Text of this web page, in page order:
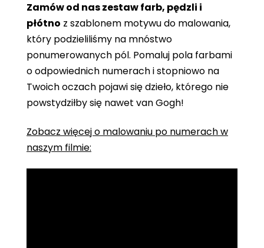
Zamów od nas zestaw farb, pędzli i
płótno z szablonem motywu do malowania,
który podzieliliśmy na mnóstwo
ponumerowanych pól. Pomaluj pola farbami
o odpowiednich numerach i stopniowo na
Twoich oczach pojawi się dzieło, którego nie
powstydziłby się nawet van Gogh!
Zobacz więcej o malowaniu po numerach w
naszym filmie: